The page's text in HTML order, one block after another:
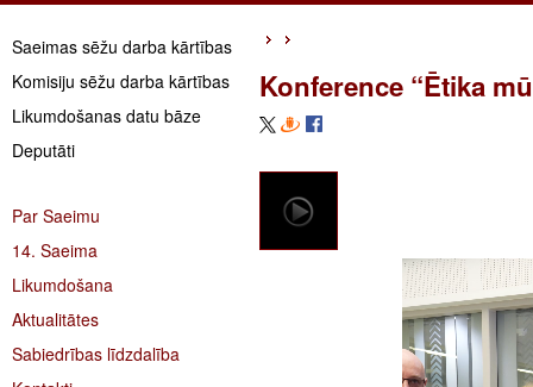
Saeimas sēžu darba kārtības
Komisiju sēžu darba kārtības
Likumdošanas datu bāze
Deputāti
Par Saeimu
14. Saeima
Likumdošana
Aktualitātes
Sabiedrības līdzdalība
Konference “Ētika